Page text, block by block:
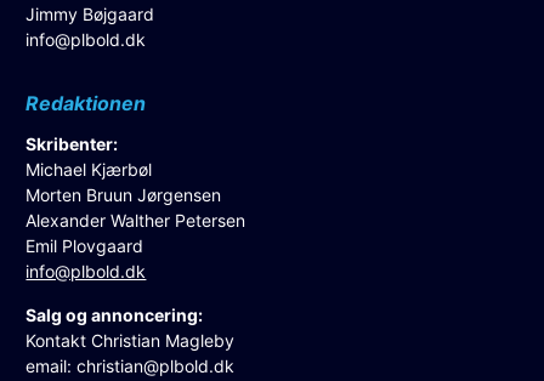
Jimmy Bøjgaard
info@plbold.dk
Redaktionen
Skribenter:
Michael Kjærbøl
Morten Bruun Jørgensen
Alexander Walther Petersen
Emil Plovgaard
info@plbold.dk
Salg og annoncering:
Kontakt Christian Magleby
email:christian@plbold.dk